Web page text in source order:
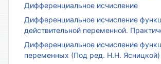
Дифференциальное исчисление
Дифференциальное исчисление
действительной переменной.
Дифференциальное исчисление
переменных (Под ред. Н.Н. Ясницкой)